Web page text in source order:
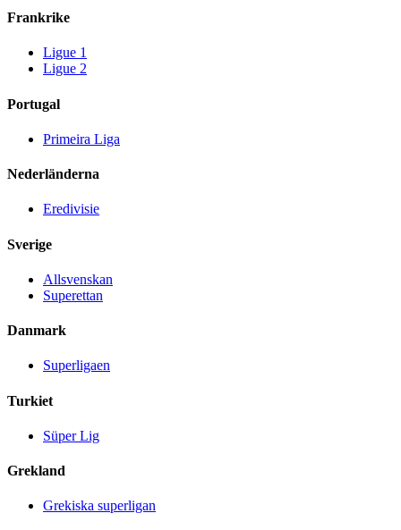
Frankrike
Ligue 1
Ligue 2
Portugal
Primeira Liga
Nederländerna
Eredivisie
Sverige
Allsvenskan
Superettan
Danmark
Superligaen
Turkiet
Süper Lig
Grekland
Grekiska superligan